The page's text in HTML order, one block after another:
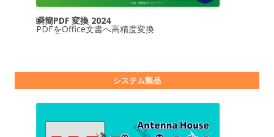
瞬簡PDF 変換 2024
PDFをOffice文書へ高精度変換
システム製品